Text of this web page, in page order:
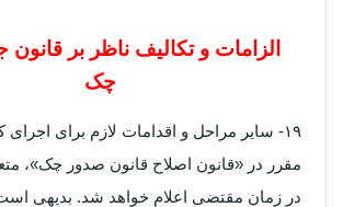
الزامات و تکالیف ناظر بر قانون
چک
۱۹- سایر مراحل و اقدامات لازم برای اجرای
مقرر در «قانون اصلاح قانون صدور چک»،
در زمان مقتضی اعلام خواهد شد. بدیهی